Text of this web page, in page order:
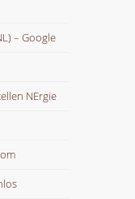
– Google
NErgie